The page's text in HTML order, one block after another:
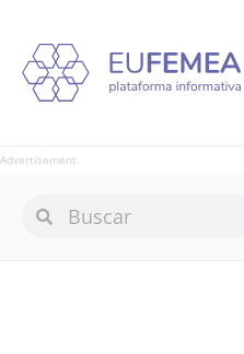
Advertisement